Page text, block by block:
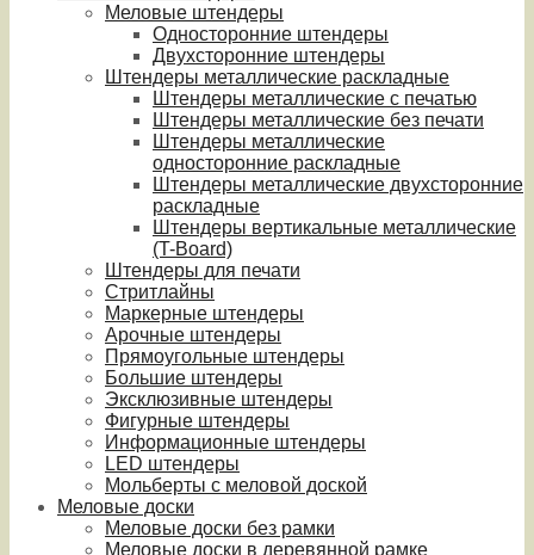
Меловые штендеры
Односторонние штендеры
Двухсторонние штендеры
Штендеры металлические раскладные
Штендеры металлические с печатью
Штендеры металлические без печати
Штендеры металлические
односторонние раскладные
Штендеры металлические двухсторонние
раскладные
Штендеры вертикальные металлические
(T-Board)
Штендеры для печати
Стритлайны
Маркерные штендеры
Арочные штендеры
Прямоугольные штендеры
Большие штендеры
Эксклюзивные штендеры
Фигурные штендеры
Информационные штендеры
LED штендеры
Мольберты с меловой доской
Меловые доски
Меловые доски без рамки
Меловые доски в деревянной рамке